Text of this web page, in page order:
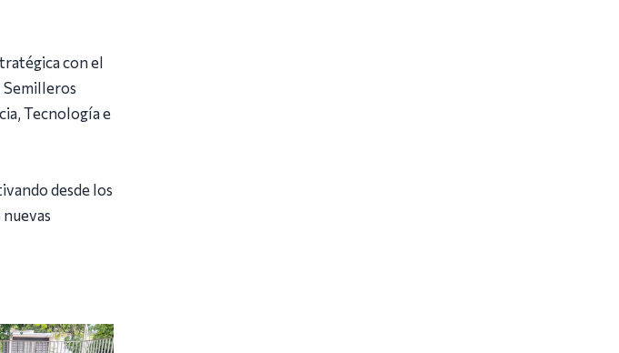
con el
Semilleros
Tecnología e
desde los